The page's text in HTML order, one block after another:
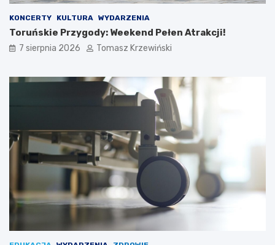
KONCERTY KULTURA WYDARZENIA
Toruńskie Przygody: Weekend Pełen Atrakcji!
7 sierpnia 2026 Tomasz Krzewiński